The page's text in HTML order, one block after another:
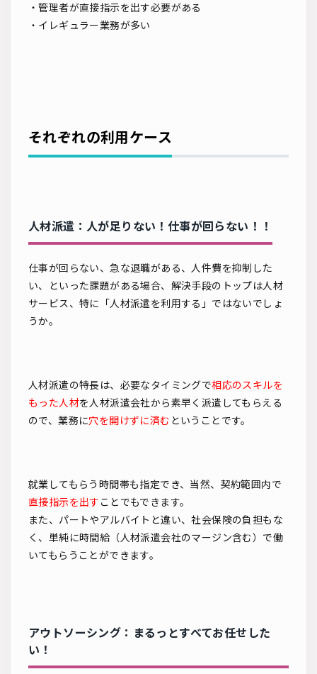
・管理者が直接指示を出す必要がある
・イレギュラー業務が多い
それぞれの利用ケース
人材派遣：人が足りない！仕事が回らない！！
仕事が回らない、急な退職がある、人件費を抑制した
い、といった課題がある場合、解決手段のトップは人材
サービス、特に「人材派遣を利用する」ではないでしょ
うか。
人材派遣の特長は、必要なタイミングで相応のスキルを
もった人材を人材派遣会社から素早く派遣してもらえる
ので、業務に穴を開けずに済む ということです。
就業してもらう時間帯も指定でき、当然、契約範囲内で
直接指示を出す ことでもできます。
また、パートやアルバイトと違い、社会保険の負担もな
く、単純に時間給（人材派遣会社のマージン含む）で働
いてもらうことができます。
アウトソーシング：まるっとすべてお任せした
い！